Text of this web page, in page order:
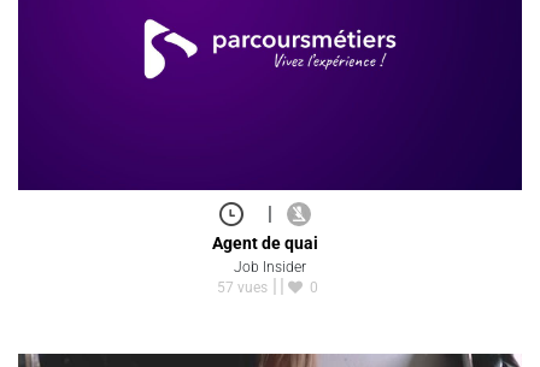
|
Agent de quai
Job Insider
57 vues
0